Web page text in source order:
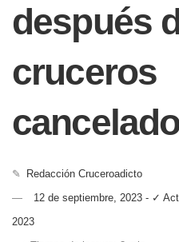
después
cruceros
✎
Redacción Cruceroadicto
12 de septiembre, 2023 - ✓
2023